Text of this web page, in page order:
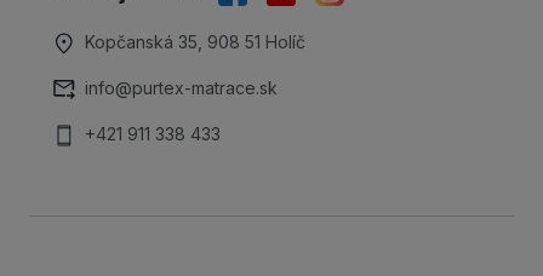
Kopčanská 35, 908 51 Holíč
info@purtex-matrace.sk
+421 911 338 433